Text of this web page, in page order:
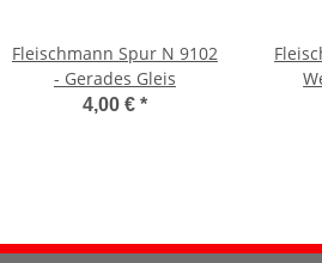
Fleischmann Spur N 9102
- Gerades Gleis
4,00 € *